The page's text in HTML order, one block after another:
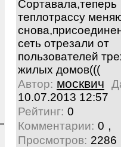
Сортавала,теперь
теплотрассу
сеть отрезали от
пользователей
жилых домов(((
Автор: москвич
10.07.2013 12:57
Рейтинг: 0
Комментарии: 0 ,
Просмотров: 2286